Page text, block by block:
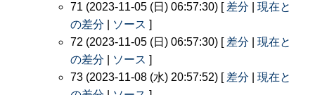
71 (2023-11-05 (日) 06:57:30) [ 差分
現在と
の差分
ソース ]
72 (2023-11-05 (日) 06:57:30) [ 差分
現在と
の差分
ソース ]
73 (2023-11-08 (水) 20:57:52) [ 差分
現在と